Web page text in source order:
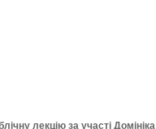
лекцію за участі Домініка